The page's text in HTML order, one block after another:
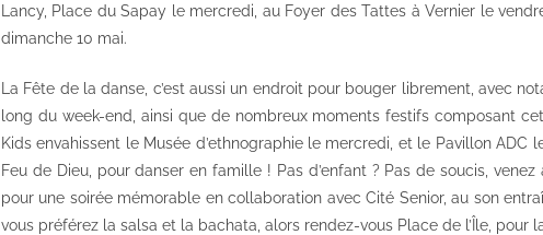
Lancy, Place du Sapay le mercredi, au Foyer des Tattes à Vernier le
dimanche 10 mai.
La Fête de la danse, c’est aussi un endroit pour bouger librement, avec
long du week-end, ainsi que de nombreux moments festifs composant
Kids envahissent le Musée d’ethnographie le mercredi, et le Pavillon
Feu de Dieu, pour danser en famille ! Pas d’enfant ? Pas de soucis, venez
pour une soirée mémorable en collaboration avec Cité Senior, au son
vous préférez la salsa et la bachata, alors rendez-vous Place de l’Île, pour